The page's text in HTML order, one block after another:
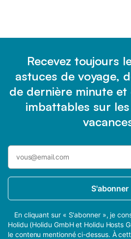
Recevez toujours
astuces de voyage,
de dernière minute et
imbattables sur
S'abonner
En cliquant sur « S'abonner », je
Holidu (Holidu GmbH et Holidu Hosts
le contenu mentionné ci-dessus. À